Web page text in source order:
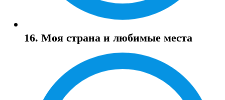
16. Моя страна и любимые места